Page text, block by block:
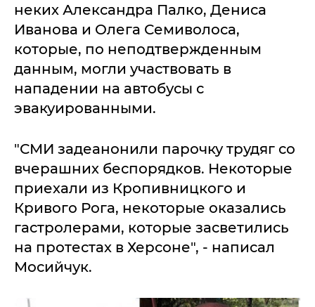
неких Александра Палко, Дениса
Иванова и Олега Семиволоса,
которые, по неподтвержденным
данным, могли участвовать в
нападении на автобусы с
эвакуированными.
"СМИ задеанонили парочку трудяг со
вчерашних беспорядков. Некоторые
приехали из Кропивницкого и
Кривого Рога, некоторые оказались
гастролерами, которые засветились
на протестах в Херсоне", - написал
Мосийчук.